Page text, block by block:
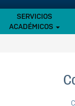
SERVICIOS
ACADÉMICOS